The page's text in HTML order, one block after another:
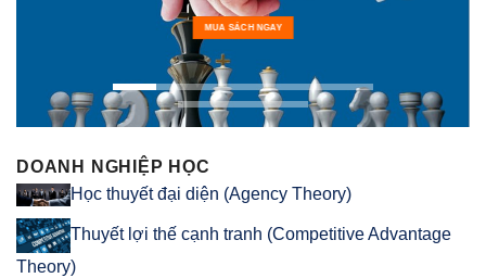
MUA SÁCH NGAY
DOANH NGHIỆP HỌC
Học thuyết đại diện (Agency Theory)
Thuyết lợi thế cạnh tranh (Competitive Advantage
Theory)